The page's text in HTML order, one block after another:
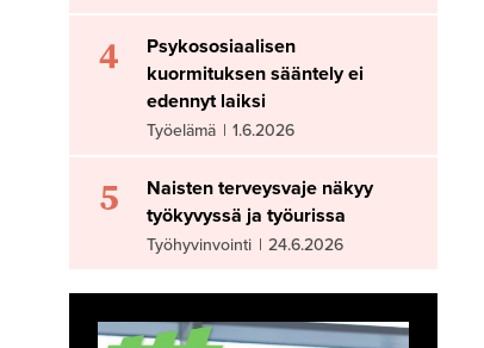
4
Psykososiaalisen
kuormituksen sääntely ei
edennyt laiksi
Työelämä | 1.6.2026
5
Naisten terveysvaje näkyy
työkyvyssä ja työurissa
Työhyvinvointi | 24.6.2026